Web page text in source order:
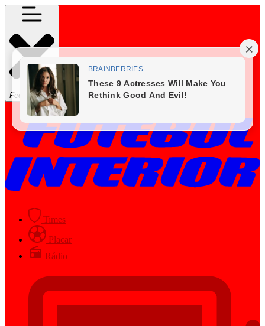
Fechar Menu
Times
Placar
Rádio